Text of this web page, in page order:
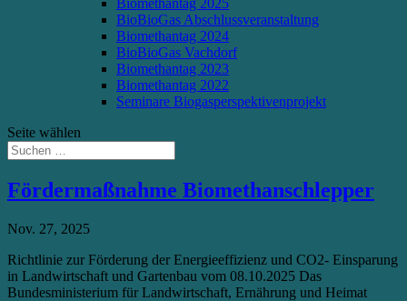
Biomethantag 2025
BioBioGas Abschlussveranstaltung
Biomethantag 2024
BioBioGas Vachdorf
Biomethantag 2023
Biomethantag 2022
Seminare Biogasperspektivenprojekt
Seite wählen
Fördermaßnahme Biomethanschlepper
Nov. 27, 2025
Richtlinie zur Förderung der Energieeffizienz und CO2- Einsparung
in Landwirtschaft und Gartenbau vom 08.10.2025 Das
Bundesministerium für Landwirtschaft, Ernährung und Heimat